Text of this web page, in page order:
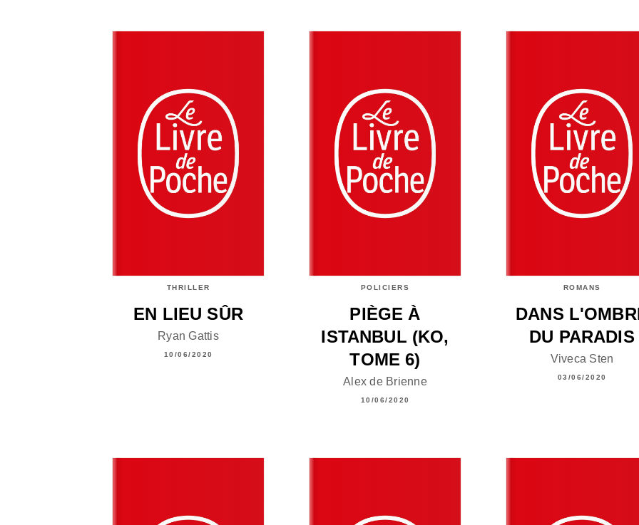
THRILLER
EN LIEU SÛR
Ryan Gattis
10/06/2020
POLICIERS
PIÈGE À
ISTANBUL (KO,
TOME 6)
Alex de Brienne
10/06/2020
ROMANS
DANS
DU PARADIS
Viveca Sten
03/06/2020